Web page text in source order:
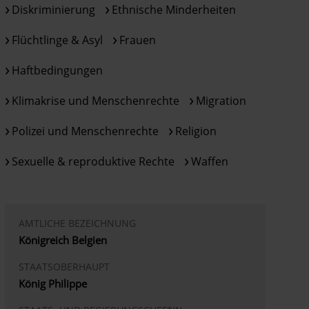
Diskriminierung
Ethnische Minderheiten
Flüchtlinge & Asyl
Frauen
Haftbedingungen
Klimakrise und Menschenrechte
Migration
Polizei und Menschenrechte
Religion
Sexuelle & reproduktive Rechte
Waffen
AMTLICHE BEZEICHNUNG
Königreich Belgien
STAATSOBERHAUPT
König Philippe